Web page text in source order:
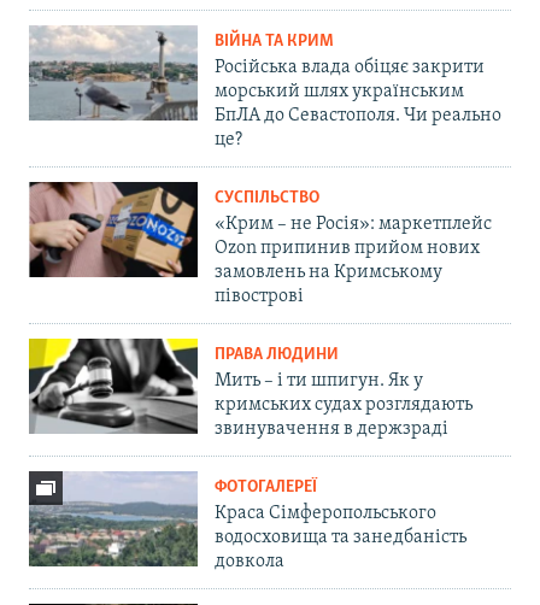
ВІЙНА ТА КРИМ
Російська влада обіцяє закрити
морський шлях українським
БпЛА до Севастополя. Чи реально
це?
СУСПІЛЬСТВО
«Крим – не Росія»: маркетплейс
Ozon припинив прийом нових
замовлень на Кримському
півострові
ПРАВА ЛЮДИНИ
Мить – і ти шпигун. Як у
кримських судах розглядають
звинувачення в держзраді
ФОТОГАЛЕРЕЇ
Краса Сімферопольського
водосховища та занедбаність
довкола